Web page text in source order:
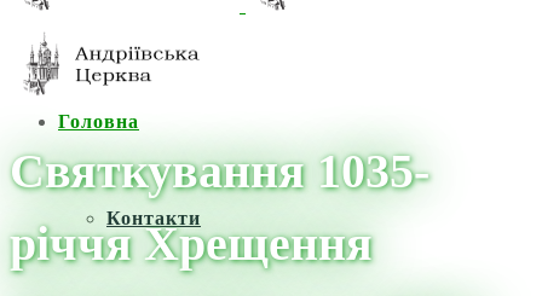
Головна
Контакти
Святкування 1035-
річчя Хрещення